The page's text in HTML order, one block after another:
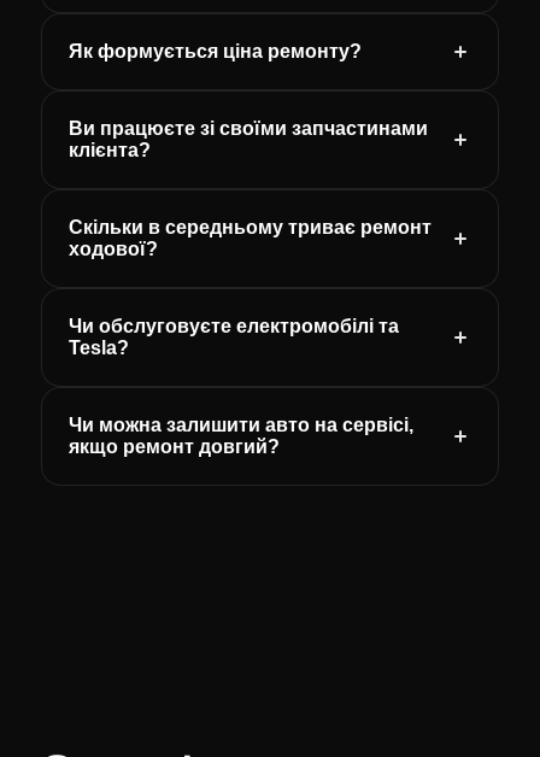
Як формується ціна ремонту?
Ви працюєте зі своїми запчастинами
клієнта?
Скільки в середньому триває ремонт
ходової?
Чи обслуговуєте електромобілі та
Tesla?
Чи можна залишити авто на сервісі,
якщо ремонт довгий?